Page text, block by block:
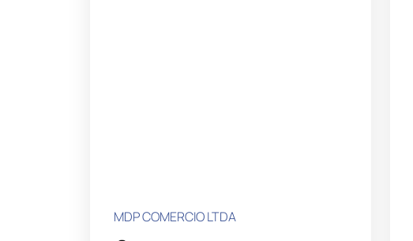
MDP COMERCIO LTDA